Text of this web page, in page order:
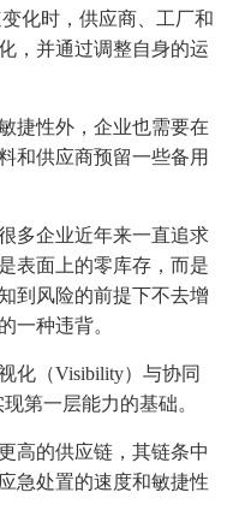
化时，供应商、工厂和
，并通过调整自身的运
捷性外，企业也需要在
和供应商预留一些备用
多企业近年来一直追求
表面上的零库存，而是
到风险的前提下不去增
一种违背。
化（Visibility）与协同
第一层能力的基础。
高的供应链，其链条中
急处置的速度和敏捷性